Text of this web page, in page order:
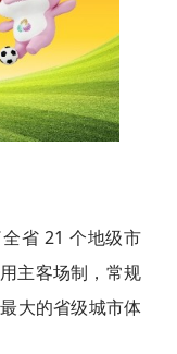
省 21 个地级市
主客场制，常规
大的省级城市体